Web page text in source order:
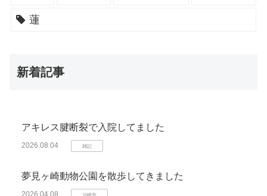
蓮
新着記事
アキレス腱断裂で入院してました
2026.08.04 雑記
夢見ヶ崎動物公園を散歩してきました
2026.04.08 川崎市